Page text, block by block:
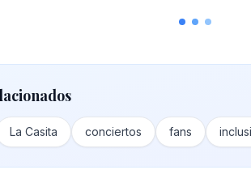
La Casita conciertos fans